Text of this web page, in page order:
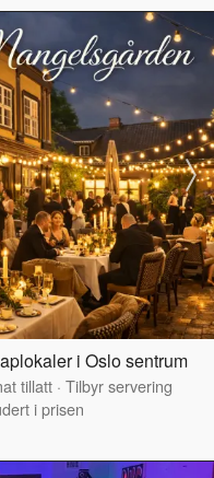
i Oslo sentrum
tillatt · Tilbyr servering
i prisen